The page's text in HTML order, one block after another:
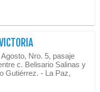
Nro. 5, pasaje
c. Belisario Salinas y
Gutiérrez. - La Paz,